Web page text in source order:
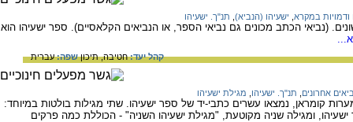
ודמויות במקרא ישעיהו (הנביא) תנ"ך. ישעיהו
(נביאי הכתב מכונים גם נביאי הספר, או הנביאים הקלאסיים). ספר ישעיהו הוא
קהל יעד:חטיבה,תיכוןשפה:עברית
אחרונים תנ"ך. ישעיהו מגילת ישעיהו
קומראן, נמצאו עשרים כתבי-יד של ספר ישעיהו. שתי מגילות בולטות במיוחד:
ומגילה שניה מקוטעת, "מגילת ישעיהו השניה" - הכוללת כמה פרקים